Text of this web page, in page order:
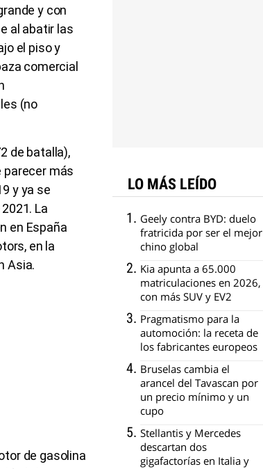
y con
al abatir las
el piso y
comercial
(no
de batalla),
parecer más
y ya se
La
en España
en la
Asia.
de gasolina
LO MÁS LEÍDO
Geely contra BYD: duelo
fratricida por ser el mejor
chino global
Kia apunta a 65.000
matriculaciones en 2026,
con más SUV y EV2
Pragmatismo para la
automoción: la receta de
los fabricantes europeos
Bruselas cambia el
arancel del Tavascan por
un precio mínimo y un
cupo
Stellantis y Mercedes
descartan dos
gigafactorías en Italia y